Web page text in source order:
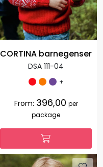
CORTINA barnegenser
DSA 111-04
+
From: 396,00 per
package